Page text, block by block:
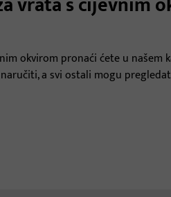
okvirom pronaći ćete u našem
a svi ostali mogu